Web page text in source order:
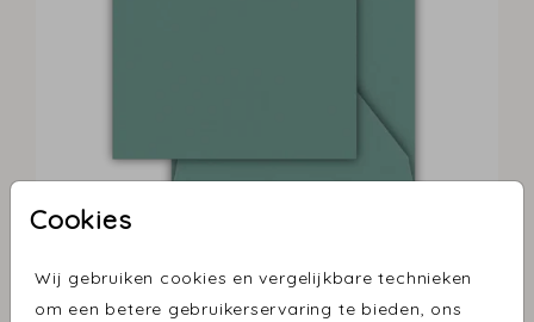
Cookies
Wij gebruiken cookies en vergelijkbare technieken
om een betere gebruikerservaring te bieden, ons
Petrol 12 X 12